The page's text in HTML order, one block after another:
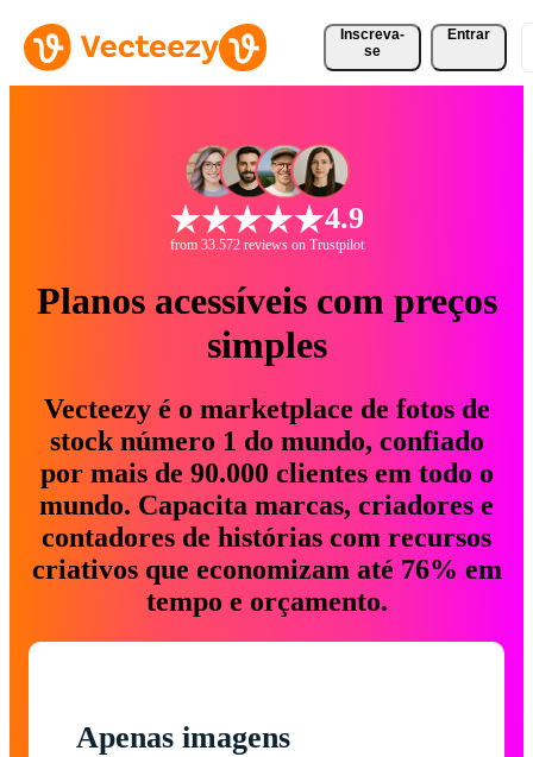
Inscreva-
se
Entrar
4.9
from 33.572 reviews on Trustpilot
Planos acessíveis com preços
simples
Vecteezy é o marketplace de fotos de
stock número 1 do mundo, confiado
por mais de 90.000 clientes em todo o
mundo. Capacita marcas, criadores e
contadores de histórias com recursos
criativos que economizam até 76% em
tempo e orçamento.
Apenas imagens